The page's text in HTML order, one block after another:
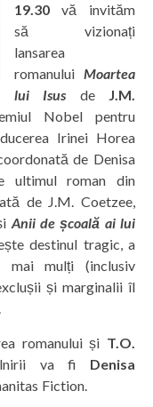
19.30 vă invităm
să vizionați
lansarea
romanului Moartea
lui Isus deJ.M.
Nobel pentru
Irinei Horea
de Denisa
ultimul roman din
de J.M. Coetzee,
Anii de școală ai lui
destinul tragic, a
mai mulți (inclusiv
și marginalii îl
romanului și T.O.
va fi Denisa
Fiction.